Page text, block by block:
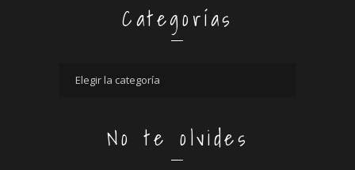
Categorías
No te olvides